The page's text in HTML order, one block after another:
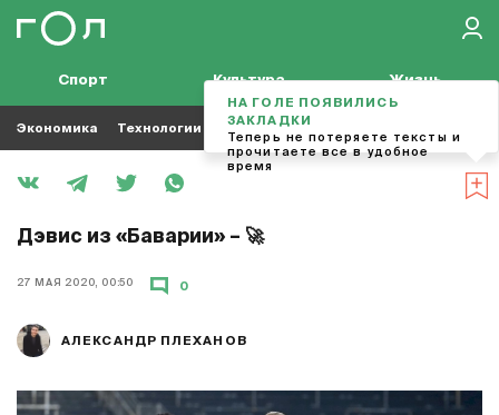
Спорт Культура Жизнь
Экономика Технологии Кино Футбол
Дэвис из «Баварии» – 🚀
27 МАЯ 2020, 00:50
АЛЕКСАНДР ПЛЕХАНОВ
0
НА ГОЛЕ ПОЯВИЛИСЬ
ЗАКЛАДКИ
Теперь не потеряете тексты и
прочитаете все в удобное
время